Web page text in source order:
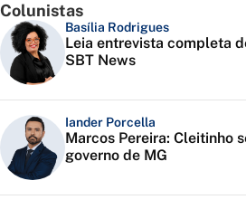
Colunistas
Basília Rodrigues
Leia entrevista completa
SBT News
Iander Porcella
Marcos Pereira: Cleitinho
governo de MG